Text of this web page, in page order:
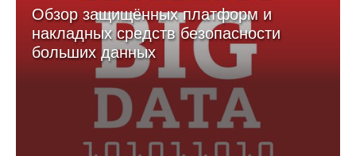
Обзор защищённых платформ и
накладных средств безопасности
больших данных